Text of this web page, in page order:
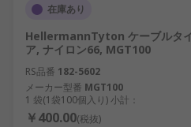
在庫あり
HellermannTyton ケーブルタ
ア, ナイロン66, MGT100
RS品番 182-5602
メーカー型番 MGT100
1 袋(1袋100個入り) 小計：
￥400.00(税抜)